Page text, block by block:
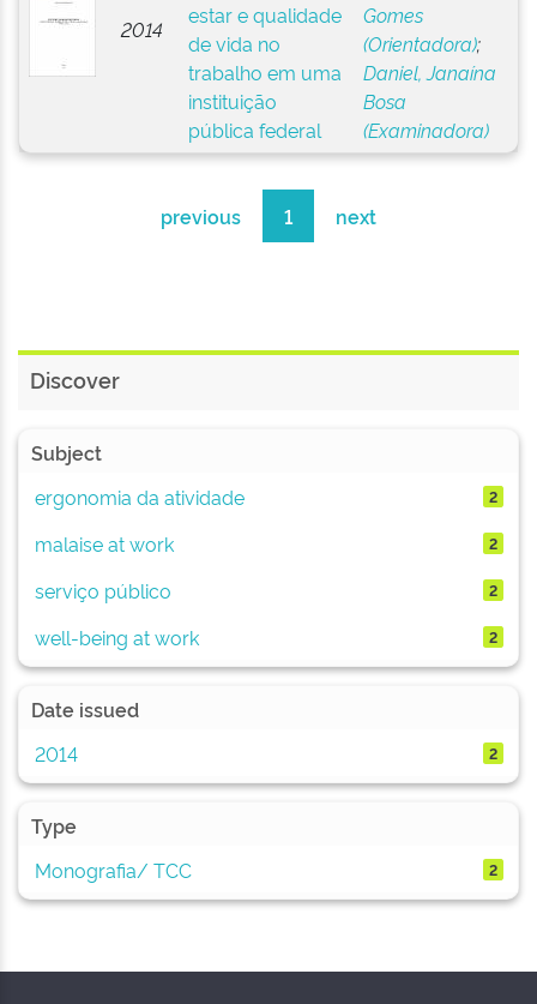
2014
estar e qualidade
de vida no
trabalho em uma
instituição
pública federal
Gomes
(Orientadora);
Daniel, Janaína
Bosa
(Examinadora)
previous 1 next
Discover
Subject
ergonomia da atividade
2
malaise at work 2
serviço público 2
well-being at work 2
Date issued
2014
2
Type
Monografia/ TCC
2